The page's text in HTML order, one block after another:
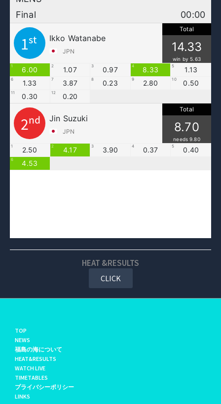
HEAT &RESULTS
CLICK
TOP
NEWS
福島の海について
HEAT&RESULTS
WATCH LIVE
TIMETABLES
プライバシーポリシー
LINKS